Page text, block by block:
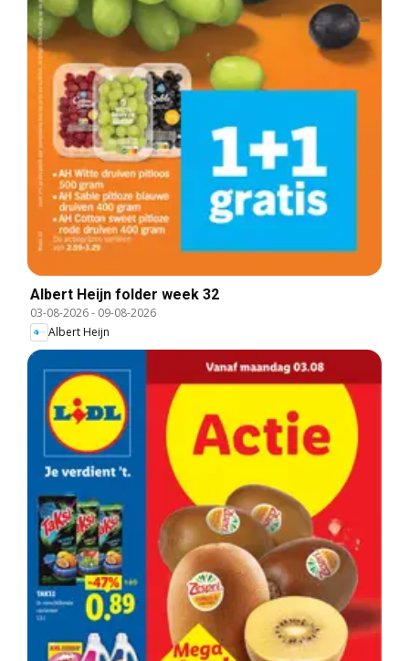
Albert Heijn folder week 32
03-08-2026- 09-08-2026
Albert Heijn